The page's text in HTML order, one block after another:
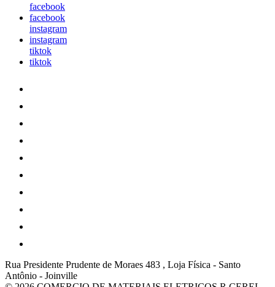
facebook
facebook
instagram
instagram
tiktok
tiktok
Rua Presidente Prudente de Moraes 483 , Loja Física - Santo
Antônio - Joinville